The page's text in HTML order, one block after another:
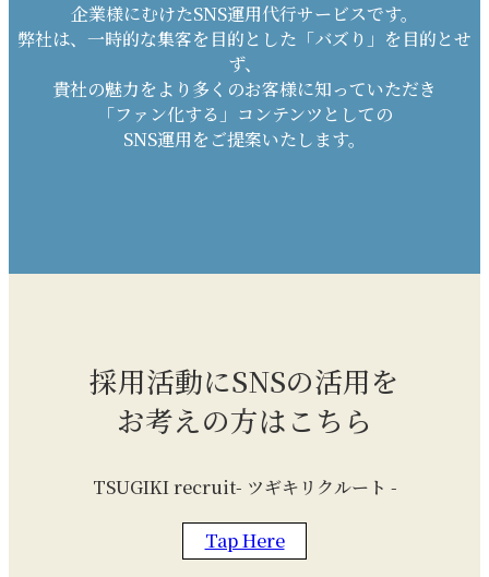
企業様にむけたSNS運用代行サービスです。
弊社は、一時的な集客を目的とした「バズり」を目的とせ
ず、
貴社の魅力をより多くのお客様に知っていただき
「ファン化する」コンテンツとしての
SNS運用をご提案いたします。
​採用活動にSNSの活用を
お考えの方はこちら
TSUGIKI recruit- ツギキリクルート -
Tap Here